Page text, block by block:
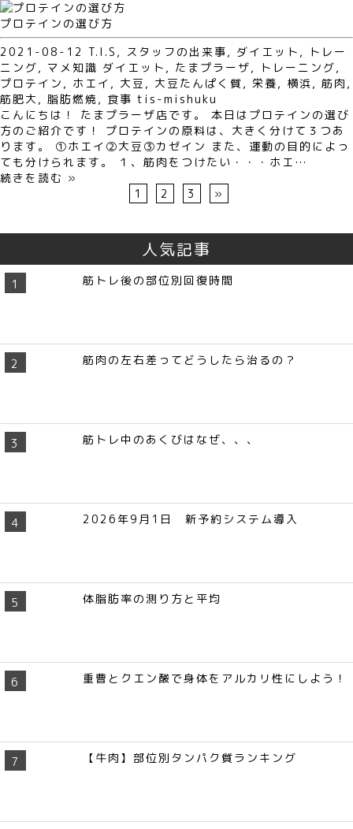
プロテインの選び方
2021-08-12 T.I.S , スタッフの出来事, ダイエット ,
トレー
ニング, マメ知識 ダイエット , たまプラーザ, トレーニング,
プロテイン , ホエイ , 大豆 , 大豆たんぱく質, 栄養, 横浜, 筋肉 ,
筋肥大 , 脂肪燃焼, 食事 tis-mishuku
こんにちは！ たまプラーザ店です。 本日はプロテインの選び
方のご紹介です！ プロテインの原料は、大きく分けて３つあ
ります。 ①ホエイ②大豆③カゼイン また、運動の目的によっ
ても分けられます。 １、筋肉をつけたい・・・ホエ…
続きを読む »
1
2 3 »
人気記事
筋トレ後の部位別回復時間
筋肉の左右差ってどうしたら治るの？
筋トレ中のあくびはなぜ、、、
2026年9月1日 新予約システム導入
体脂肪率の測り方と平均
重曹とクエン酸で身体をアルカリ性にしよう！
【牛肉】部位別タンパク質ランキング